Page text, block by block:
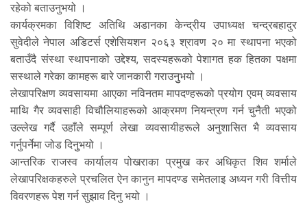
रहेको बताउनुभयो ।
कार्यक्रमका विशिष्ट अतिथि अडानका केन्द्रीय उपाध्यक्ष चन्द्रबहादुर
सुवेदीले नेपाल अडिटर्स एशेसियशन २०६३ श्रावण २० मा स्थापना भएको
बताउँदै संस्था स्थापनाको उद्देश्य, सदस्यहरूको पेशागत हक हितका पक्षमा
सस्थाले गरेका कामहरू बारे जानकारी गराउनुुभयो ।
लेखापरिक्षण व्यवसायमा आएका नविनतम मापदण्हरूको प्रयोग एवम् व्यवसाय
माथि गैर व्यवसाही विचौलियाहरूको आक्रमण नियन्त्रण गर्न चुनैती भएको
उल्लेख गर्दै उहाँले सम्पूर्ण लेखा व्यवसायीहरूले अनुशासित भै व्यवसाय
गर्नुपर्नेमा जोड दिनुुभयो ।
आन्तरिक राजस्व कार्यालय पोखराका प्रमुख कर अधिकृत शिव शर्माले
लेखापरिक्षकहरुले प्रचलित ऐन कानुन मापदण्ड समेतलाइ अध्यन गरी वित्तीय
विवरणहरू पेश गर्न सुझाव दिनु भयो ।